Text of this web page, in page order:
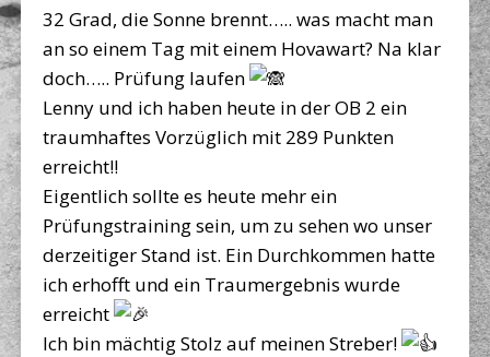
32 Grad, die Sonne brennt….. was macht man
an so einem Tag mit einem Hovawart? Na klar
doch….. Prüfung laufen
Lenny und ich haben heute in der OB 2 ein
traumhaftes Vorzüglich mit 289 Punkten
erreicht!!
Eigentlich sollte es heute mehr ein
Prüfungstraining sein, um zu sehen wo unser
derzeitiger Stand ist. Ein Durchkommen hatte
ich erhofft und ein Traumergebnis wurde
erreicht
Ich bin mächtig Stolz auf meinen Streber!